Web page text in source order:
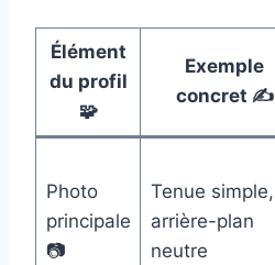
Élément
du profil
🧩
Exemple
concret ✍️
Photo
principale
📷
Tenue simple,
arrière-plan
neutre